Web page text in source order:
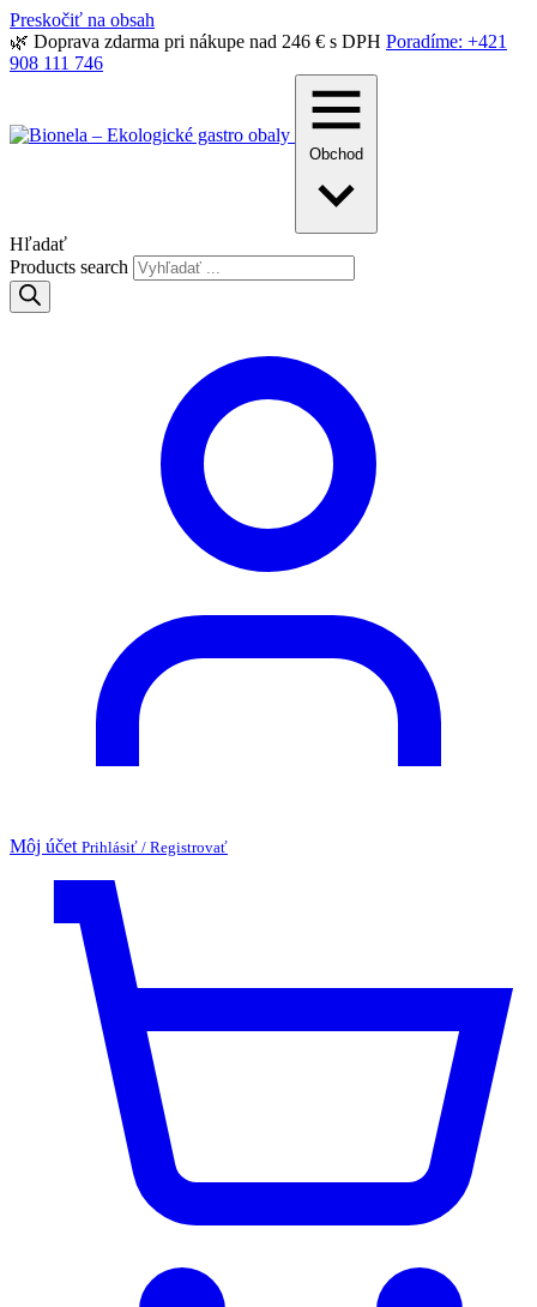
Preskočiť na obsah
🌿 Doprava zdarma pri nákupe nad 246 € s DPH Poradíme: +421
908 111 746
Obchod
Hľadať
Products search
Môj účet Prihlásiť / Registrovať